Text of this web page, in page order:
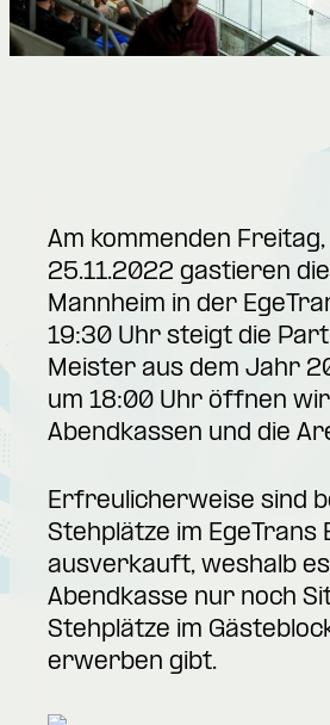
Am kommenden Freitag,
25.11.2022 gastieren
Mannheim in der
19:30 Uhr steigt die
Meister aus dem Jahr
um 18:00 Uhr öffnen
Abendkassen und die
Erfreulicherweise sind
Stehplätze im EgeTrans
ausverkauft, weshalb
Abendkasse nur noch
Stehplätze im
erwerben gibt.